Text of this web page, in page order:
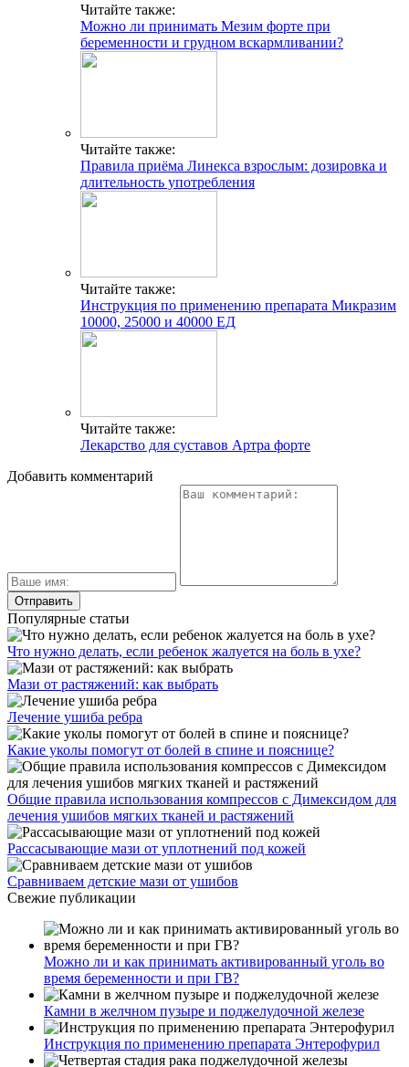
Читайте также:
Можно ли принимать Мезим форте при
беременности и грудном вскармливании?
Читайте также:
Правила приёма Линекса взрослым: дозировка и
длительность употребления
Читайте также:
Инструкция по применению препарата Микразим
10000, 25000 и 40000 ЕД
Читайте также:
Лекарство для суставов Артра форте
Добавить комментарий
Популярные статьи
Что нужно делать, если ребенок жалуется на боль в ухе?
Мази от растяжений: как выбрать
Лечение ушиба ребра
Какие уколы помогут от болей в спине и пояснице?
Общие правила использования компрессов с Димексидом для
лечения ушибов мягких тканей и растяжений
Рассасывающие мази от уплотнений под кожей
Сравниваем детские мази от ушибов
Свежие публикации
Можно ли и как принимать активированный уголь во
время беременности и при ГВ?
Камни в желчном пузыре и поджелудочной железе
Инструкция по применению препарата Энтерофурил